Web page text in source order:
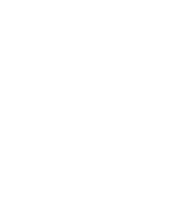
Corbeil-
Essonnes